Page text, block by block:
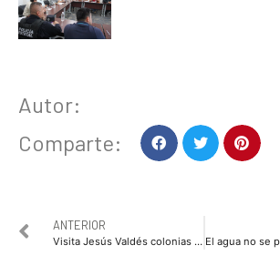
Autor:
Comparte:
ANTERIOR
Visita Jesús Valdés colonias del municipio